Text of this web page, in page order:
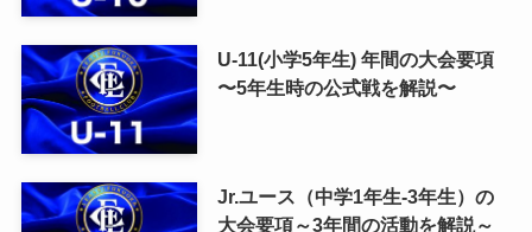
U-11(小学5年生) 年間の大会要項
〜5年生時の公式戦を解説〜
Jr.ユース（中学1年生-3年生）の
大会要項～3年間の活動を解説～